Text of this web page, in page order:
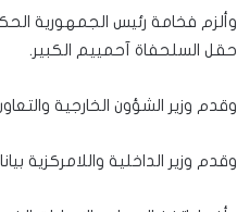
وألزم فخامة رئيس الجمهورية
حقل السلحفاة آحمييم الكبير.
وقدم وزير الشؤون الخارجية
وقدم وزير الداخلية واللامركزية